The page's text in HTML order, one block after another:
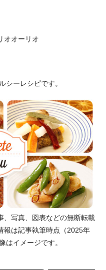
オオーリオ
シーレシピです。
写真、図表などの無断転載
報は記事執筆時点（2025年
はイメージです。